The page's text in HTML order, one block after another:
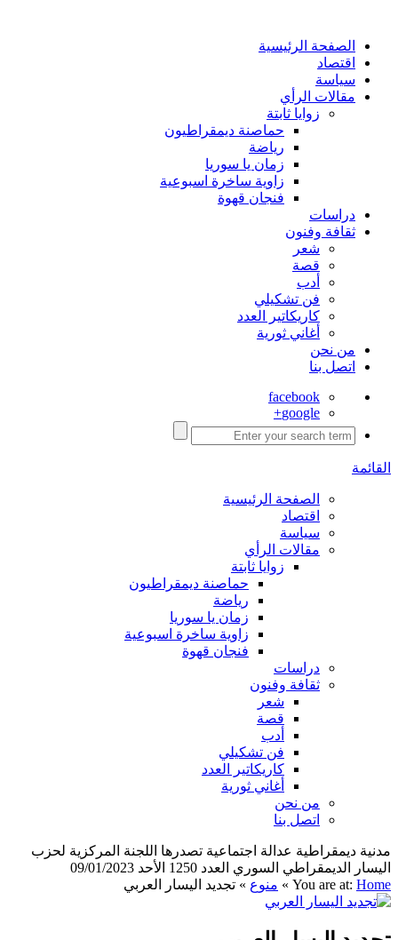
الصفحة الرئيسية
اقتصاد
سياسة
مقالات الرأي
زوايا ثابتة
حماصنة ديمقراطيون
رياضة
زمان يا سوريا
زاوية ساخرة اسبوعية
فنجان قهوة
دراسات
ثقافة وفنون
شعر
قصة
أدب
فن تشكيلي
كاريكاتير العدد
أغاني ثورية
من نحن
اتصل بنا
facebook
google+
القائمة
الصفحة الرئيسية
اقتصاد
سياسة
مقالات الرأي
زوايا ثابتة
حماصنة ديمقراطيون
رياضة
زمان يا سوريا
زاوية ساخرة اسبوعية
فنجان قهوة
دراسات
ثقافة وفنون
شعر
قصة
أدب
فن تشكيلي
كاريكاتير العدد
أغاني ثورية
من نحن
اتصل بنا
مدنية ديمقراطية عدالة اجتماعية تصدرها اللجنة المركزية لحزب
اليسار الديمقراطي السوري العدد 1250 الأحد 09/01/2023
You are at: Home
» منوع » تجديد اليسار العربي